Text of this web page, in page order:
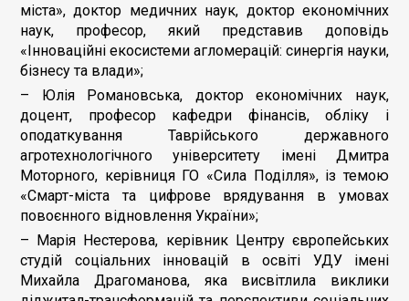
міста», доктор медичних наук, доктор економічних
наук, професор, який представив доповідь
«Інноваційні екосистеми агломерацій: синергія науки,
бізнесу та влади»;
– Юлія Романовська, доктор економічних наук,
доцент, професор кафедри фінансів, обліку і
оподаткування Таврійського державного
агротехнологічного університету імені Дмитра
Моторного, керівниця ГО «Сила Поділля», із темою
«Смарт-міста та цифрове врядування в умовах
повоєнного відновлення України»;
– Марія Нестерова, керівник Центру європейських
студій соціальних інновацій в освіті УДУ імені
Михайла Драгоманова, яка висвітлила виклики